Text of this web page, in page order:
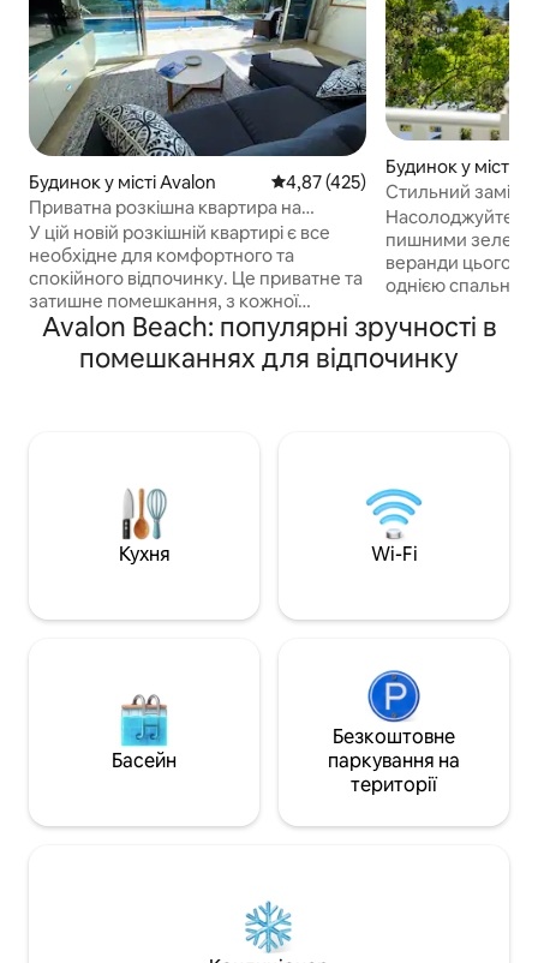
Будинок у місті Avalon Середня оцінка: 4,87 з 5,
4,87 (425)
Приватна розкішна квартира на
вершині Піттвотер
У цій новій розкішній квартирі є все
необхідне для комфортного та
спокійного відпочинку. Це приватне та
затишне помешкання, з кожної
кімнати відкривається
приголомшливий вид на Піттуотер.
Вона має власну приватну
їдальню, повну кухню та власну сауну.
У квартирі є Wi-Fi, власний басейн і
сауна, повністю обладнана кухня,
телевізор, DVD, розкішна постіль і фен.
вона самостійна та приватна. Ми
повністю у вашому розпорядженні.
Просто зателефонуйте нам, якщо є ще
щось, чим ми можемо вам допомогти.
Насолоджуйтеся всією красою
щоб поплавати, покататися на каяку
від чудових кафе та бутиків, або ж
можна насолодитися серфінгом на
Будинок у місті
Стильний
на океан для
Насолоджуйтеся
пишними
веранди цього
однією
ходьби від
Ньюпорт.
розкішним
телевізором,
зворотного
ідеально
Ньюпорт як
Avalon Beach: популярні зручності в
помешканнях для відпочинку
Кухня Wi-Fi
Басейн
Безкоштовне
паркування на
території